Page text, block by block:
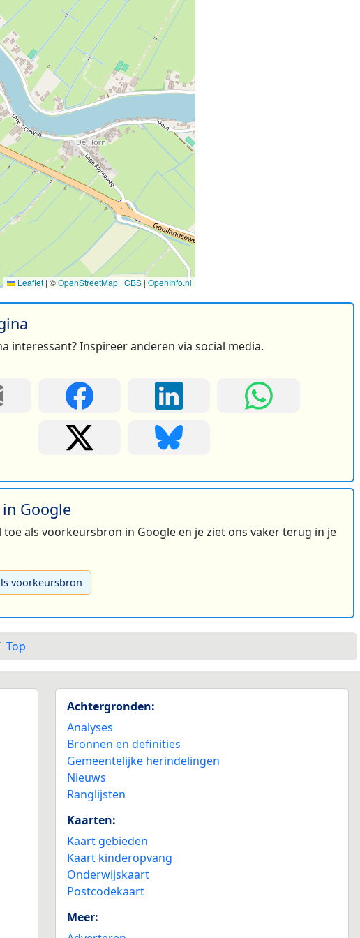
Leaflet | ©OpenStreetMap | CBS | OpenInfo.nl
interessant? Inspireer anderen via social media.
Google
toe als voorkeursbron in Google en je ziet ons vaker terug in je
voorkeursbron
Top
Achtergronden:
Analyses
Bronnen en definities
Gemeentelijke herindelingen
Nieuws
Ranglijsten
Kaarten:
Kaart gebieden
Kaart kinderopvang
Onderwijskaart
Postcodekaart
Meer: